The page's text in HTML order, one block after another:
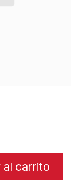
al carrito